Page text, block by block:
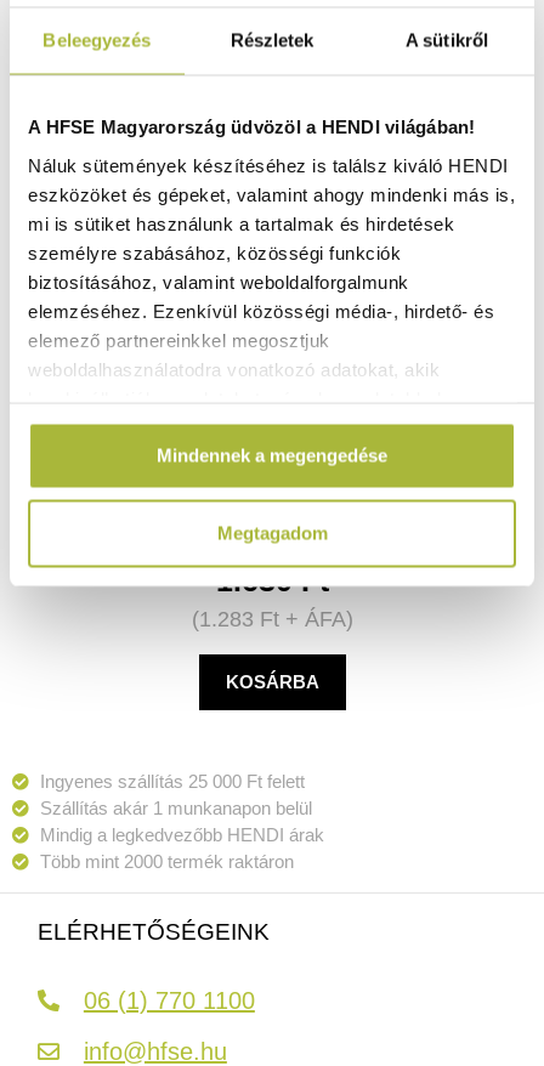
Beleegyezés Részletek A sütikről
A HFSE Magyarország üdvözöl a HENDI világában!
Náluk sütemények készítéséhez is találsz kiváló HENDI
eszközöket és gépeket, valamint ahogy mindenki más is,
mi is sütiket használunk a tartalmak és hirdetések
személyre szabásához, közösségi funkciók
biztosításához, valamint weboldalforgalmunk
elemzéséhez. Ezenkívül közösségi média-, hirdető- és
elemező partnereinkkel megosztjuk
weboldalhasználatodra vonatkozó adatokat, akik
amelyeket Te adtál meg számukra vagy az általad
használt más szolgáltatásokból gyűjtöttek.
Mindennek a megengedése
Megtagadom
1.630Ft
(1.283 Ft+ ÁFA)
KOSÁRBA
Ingyenes szállítás 25 000 Ft felett
Szállítás akár 1 munkanapon belül
Mindig a legkedvezőbb HENDI árak
Több mint 2000 termék raktáron
ELÉRHETŐSÉGEINK
06 (1) 770 1100
info@hfse.hu